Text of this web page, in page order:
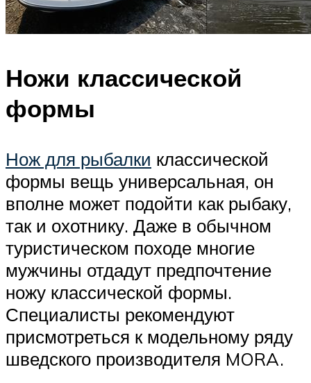
Ножи классической
формы
Нож для рыбалки классической
формы вещь универсальная, он
вполне может подойти как рыбаку,
так и охотнику. Даже в обычном
туристическом походе многие
мужчины отдадут предпочтение
ножу классической формы.
Специалисты рекомендуют
присмотреться к модельному ряду
шведского производителя MORA.